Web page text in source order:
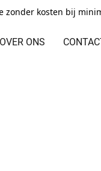
zonder kosten bij
OVER ONS